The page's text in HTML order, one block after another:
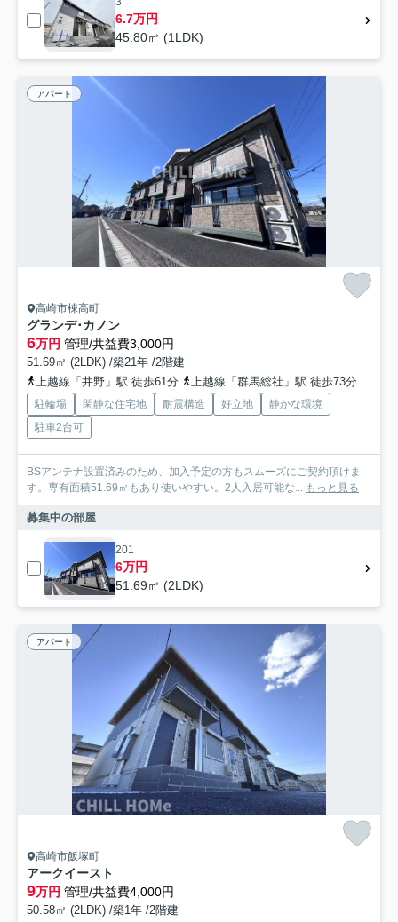
6.7万円
45.80㎡ (1LDK)
アパート
高崎市棟高町
グランデ･カノン
6万円 管理/共益費3,000円
51.69㎡ (2LDK) /築21年 /2階建
上越線「井野」駅 徒歩61分
上越線「群馬総社」駅 徒歩73分
駐輪場 閑静な住宅地 耐震構造 好立地
静かな環境
駐車2台可
BSアンテナ設置済みのため、加入予定の方もスムーズにご契約頂けま
す。専有面積51.69㎡もあり使いやすい。2人入居可能な... もっと見る
募集中の部屋
201
6万円
51.69㎡ (2LDK)
アパート
高崎市飯塚町
アークイースト
9万円 管理/共益費4,000円
50.58㎡ (2LDK) /築1年 /2階建